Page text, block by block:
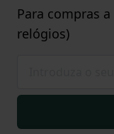
Para compras
relógios)